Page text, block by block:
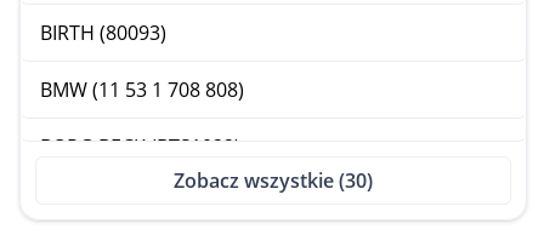
BIRTH (80093)
BMW (11 53 1 708 808)
BORG BECK (BTS1022)
Zobacz wszystkie (30)